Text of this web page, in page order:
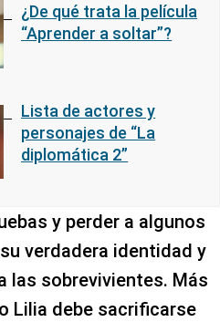
¿De qué trata la película
“Aprender a soltar”?
Lista de actores y
personajes de “La
diplomática 2”
y perder a algunos
verdadera identidad y
las sobrevivientes. Más
Lilia debe sacrificarse